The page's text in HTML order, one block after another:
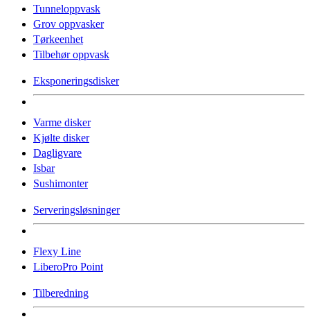
Tunneloppvask
Grov oppvasker
Tørkeenhet
Tilbehør oppvask
Eksponeringsdisker
Varme disker
Kjølte disker
Dagligvare
Isbar
Sushimonter
Serveringsløsninger
Flexy Line
LiberoPro Point
Tilberedning